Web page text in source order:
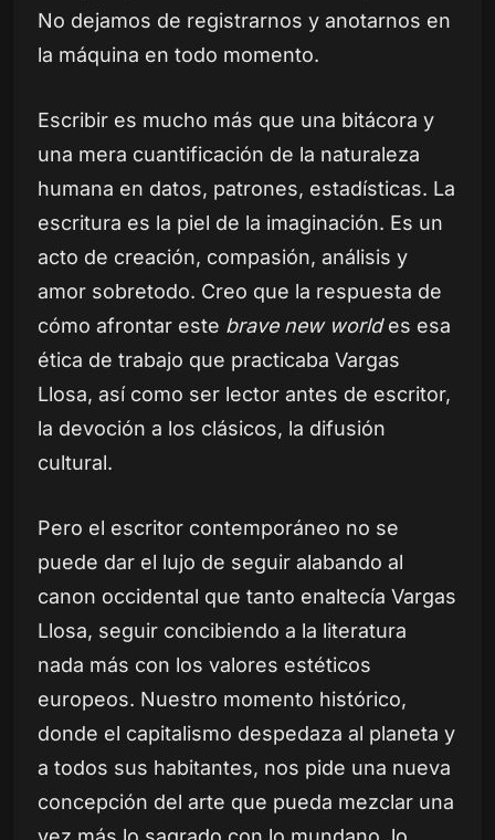
No dejamos de registrarnos y anotarnos en
la máquina en todo momento.
Escribir es mucho más que una bitácora y
una mera cuantificación de la naturaleza
humana en datos, patrones, estadísticas. La
escritura es la piel de la imaginación. Es un
acto de creación, compasión, análisis y
amor sobretodo. Creo que la respuesta de
cómo afrontar este brave new worldes esa
ética de trabajo que practicaba Vargas
Llosa, así como ser lector antes de escritor,
la devoción a los clásicos, la difusión
cultural.
Pero el escritor contemporáneo no se
puede dar el lujo de seguir alabando al
canon occidental que tanto enaltecía Vargas
Llosa, seguir concibiendo a la literatura
nada más con los valores estéticos
europeos. Nuestro momento histórico,
donde el capitalismo despedaza al planeta y
a todos sus habitantes, nos pide una nueva
concepción del arte que pueda mezclar una